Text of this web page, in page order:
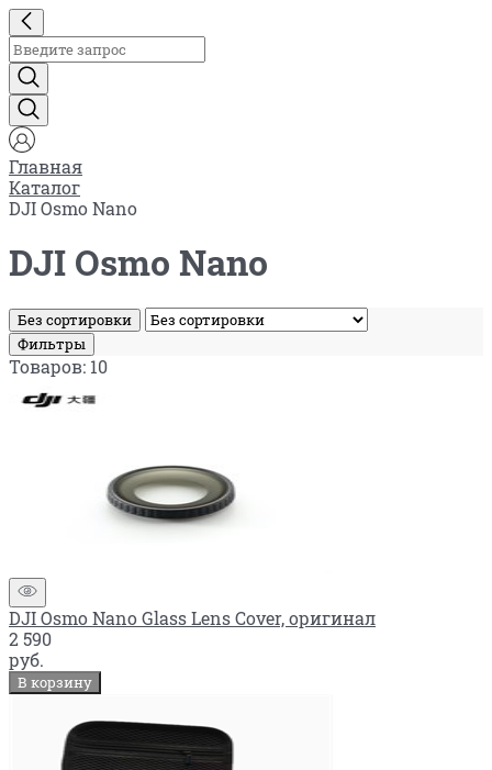
Главная
Каталог
DJI Osmo Nano
DJI Osmo Nano
Без сортировки
Фильтры
Товаров: 10
DJI Osmo Nano Glass Lens Cover, оригинал
2 590
руб.
В корзину